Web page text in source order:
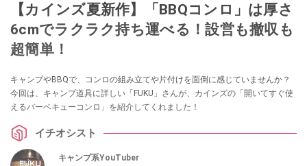
【カインズ夏新作】「BBQコンロ」は厚さ
6cmでラクラク持ち運べる！設営も撤収も
超簡単！
キャンプやBBQで、コンロの組み立てや片付けを面倒に感じていませんか？
今回は、キャンプ道具に詳しい「FUKU」さんが、カインズの「開いてすぐ使
えるバーベキューコンロ」を紹介してくれました！
イチオシスト
キャンプ系YouTuber